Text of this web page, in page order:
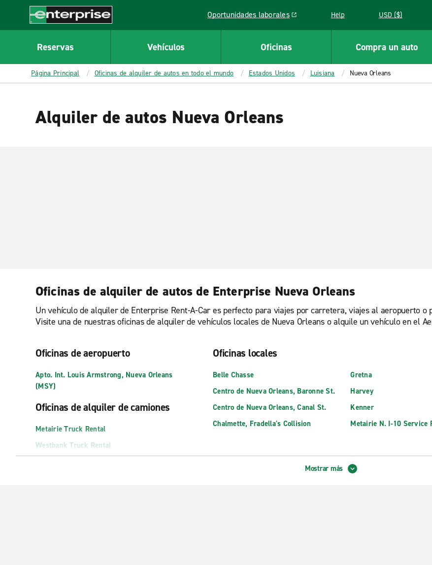
CONTENT
Enterprise
Oportunidades laborales
Link opens in a new window Help USD ($)
Reservas Vehículos Oficinas Compra un auto
Página Principal Oficinas de alquiler de autos en todo el mundo Estados Unidos Luisiana Nueva Orleans
Alquiler de autos Nueva Orleans
Oficinas de alquiler de autos de Enterprise Nueva Orleans
Un vehículo de alquiler de Enterprise Rent-A-Car es perfecto para viajes por carretera, viajes al aeropuerto o
Visite una de nuestras oficinas de alquiler de vehículos locales de Nueva Orleans o alquile un vehículo en el
Oficinas de aeropuerto
Apto. Int. Louis Armstrong, Nueva Orleans
(MSY)
Oficinas de alquiler de camiones
Metairie Truck Rental
Westbank Truck Rental
Oficinas locales
Belle Chasse
Centro de Nueva Orleans, Baronne St.
Centro de Nueva Orleans, Canal St.
Chalmette, Fradella's Collision
Gretna
Harvey
Kenner
Metairie N. I-10 Service
Mostrar más